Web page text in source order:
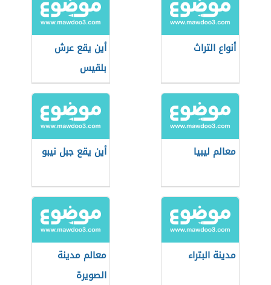
أنواع التراث
أين يقع عرش
بلقيس
معالم ليبيا أين يقع جبل نيبو
مدينة البتراء
معالم مدينة
الصويرة